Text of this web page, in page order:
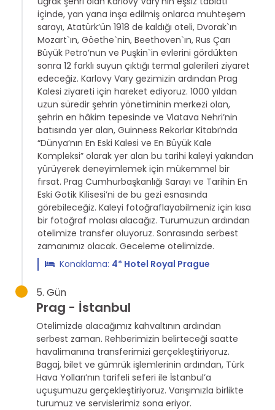
içinde, yan yana inşa edilmiş onlarca muhteşem
sarayı, Atatürk’ün 1918 de kaldığı oteli, Dvorak`ın
Mozart`ın, Göethe`nin, Beethoven`ın, Rus Çarı
Büyük Petro’nun ve Puşkin`in evlerini gördükten
sonra 12 farklı suyun çıktığı termal galerileri ziyaret
edeceğiz. Karlovy Vary gezimizin ardından Prag
Kalesi ziyareti için hareket ediyoruz. 1000 yıldan
uzun süredir şehrin yönetiminin merkezi olan,
şehrin en hâkim tepesinde ve Vlatava Nehri’nin
batısında yer alan, Guinness Rekorlar Kitabı’nda
“Dünya’nın En Eski Kalesi ve En Büyük Kale
Kompleksi” olarak yer alan bu tarihi kaleyi yakından
yürüyerek deneyimlemek için mükemmel bir
fırsat. Prag Cumhurbaşkanlığı Sarayı ve Tarihin En
Eski Gotik Kilisesi’ni de bu gezi esnasında
görebileceğiz. Kaleyi fotoğraflayabilmeniz için kısa
bir fotoğraf molası alacağız. Turumuzun ardından
otelimize transfer oluyoruz. Sonrasında serbest
zamanımız olacak. Geceleme otelimizde.
Konaklama: 4* Hotel Royal Prague
5. Gün
Prag - İstanbul
Otelimizde alacağımız kahvaltının ardından
serbest zaman. Rehberimizin belirteceği saatte
havalimanına transferimizi gerçekleştiriyoruz.
Bagaj, bilet ve gümrük işlemlerinin ardından, Türk
Hava Yolları’nın tarifeli seferi ile İstanbul’a
uçuşumuzu gerçekleştiriyoruz. Varışımızla birlikte
turumuz ve servislerimiz sona eriyor.